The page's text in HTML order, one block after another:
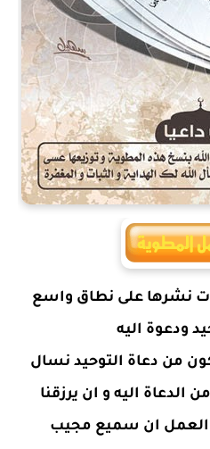
نشرها على نطاق واسع
ودعوة اليه
من دعاة التوحيد نسال
الدعاة اليه و ان يرزقنا
العمل ان سميع مجيب